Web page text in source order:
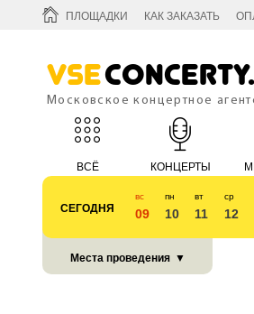
ПЛОЩАДКИ КАК ЗАКАЗАТЬ
Vse
Московское концертное
ВСЁ КОНЦЕРТЫ
СЕГОДНЯ
вс
09
пн
10
вт
11
ср
12
Места проведения ▼